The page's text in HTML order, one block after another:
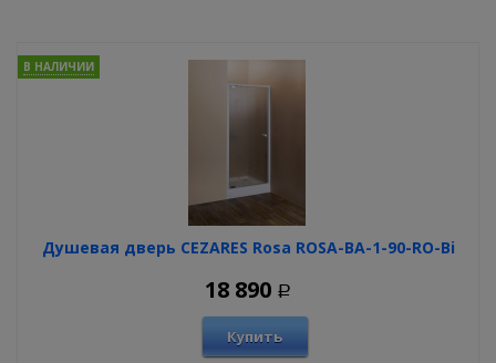
Душевая дверь CEZARES Rosa ROSA-BA-1-90-RO-Bi
В НАЛИЧИИ
18 890 Р
Купить